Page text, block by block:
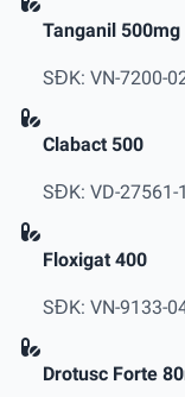
Tanganil 500mg
SĐK: VN-7200-
Clabact 500
SĐK: VD-27561-
Floxigat 400
SĐK: VN-9133-
Drotusc Forte